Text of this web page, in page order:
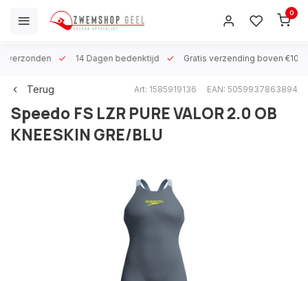
0
verzonden 14 Dagen bedenktijd Gratis verzending boven €100
Terug Art: 1585919136 EAN: 5059937863894
Speedo FS LZR PURE VALOR 2.0 OB
KNEESKIN GRE/BLU